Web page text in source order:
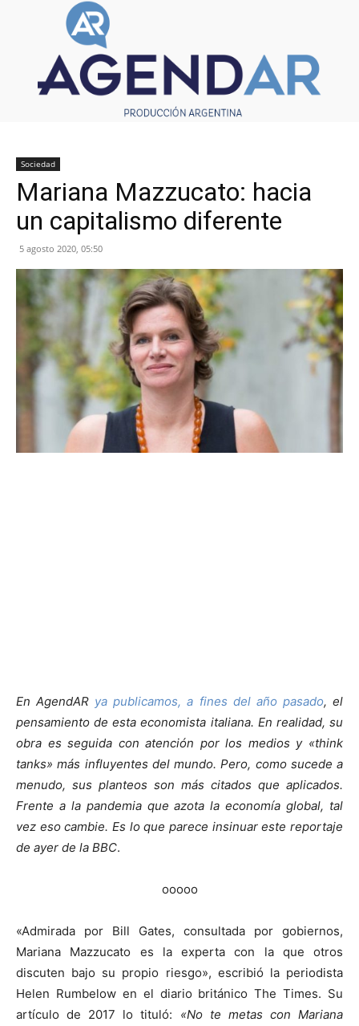
Sociedad
Mariana Mazzucato: hacia
un capitalismo diferente
5 agosto 2020, 05:50
En AgendAR ya publicamos, a fines del año pasado, el
pensamiento de esta economista italiana. En realidad, su
obra es seguida con atención por los medios y «think
tanks» más influyentes del mundo. Pero, como sucede a
menudo, sus planteos son más citados que aplicados.
Frente a la pandemia que azota la economía global, tal
vez eso cambie. Es lo que parece insinuar este reportaje
de ayer de la BBC.
ooooo
«Admirada por Bill Gates, consultada por gobiernos,
Mariana Mazzucato es la experta con la que otros
discuten bajo su propio riesgo», escribió la periodista
Helen Rumbelow en el diario británico The Times. Su
artículo de 2017 lo tituló: «No te metas con Mariana